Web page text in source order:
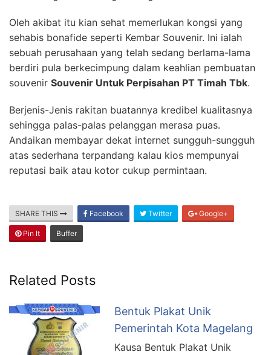
Oleh akibat itu kian sehat memerlukan kongsi yang
sehabis bonafide seperti Kembar Souvenir. Ini ialah
sebuah perusahaan yang telah sedang berlama-lama
berdiri pula berkecimpung dalam keahlian pembuatan
souvenir Souvenir Untuk Perpisahan PT Timah Tbk.
Berjenis-Jenis rakitan buatannya kredibel kualitasnya
sehingga palas-palas pelanggan merasa puas.
Andaikan membayar dekat internet sungguh-sungguh
atas sederhana terpandang kalau kios mempunyai
reputasi baik atau kotor cukup permintaan.
SHARE THIS Facebook Twitter Google+
Pin It Buffer
Related Posts
Bentuk Plakat Unik
Pemerintah Kota Magelang
Kausa Bentuk Plakat Unik